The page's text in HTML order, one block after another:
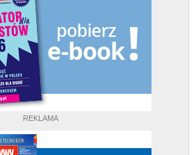
REKLAMA